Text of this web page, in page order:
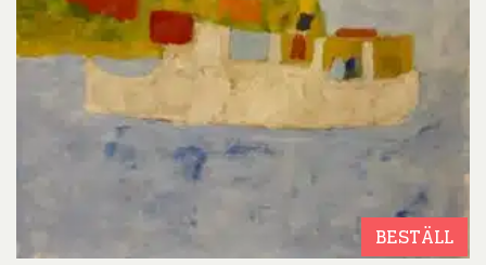
BESTÄLL